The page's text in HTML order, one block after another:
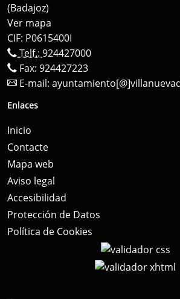
(Badajoz)
Ver mapa
CIF: P0615400I
Telf.: 924427000
Fax: 924427223
E-mail:
Enlaces
Inicio
Contacte
Mapa web
Aviso legal
Accesibilidad
Protección de Datos
Política de Cookies